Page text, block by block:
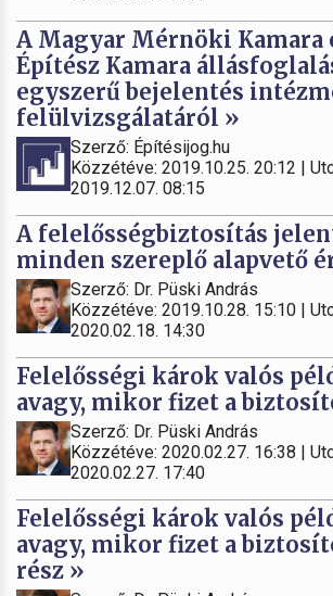
A Magyar Mérnöki Kamara
Építész Kamara
egyszerű bejelentés
felülvizsgálatáról »
Szerző: Építésijog.hu
Közzétéve: 2019.10.25. 20:12 |
2019.12.07. 08:15
A felelősségbiztosítás
minden szereplő alapvető
Szerző: Dr. Püski András
Közzétéve: 2019.10.28. 15:10 |
2020.02.18. 14:30
Felelősségi károk valós
avagy, mikor fizet a
Szerző: Dr. Püski András
Közzétéve: 2020.02.27. 16:38 |
2020.02.27. 17:40
Felelősségi károk valós
avagy, mikor fizet a
rész »